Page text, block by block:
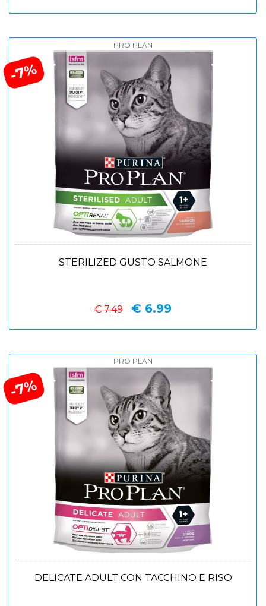
-7%
PRO PLAN
STERILIZED GUSTO SALMONE
€ 7.49 € 6.99
-7%
PRO PLAN
DELICATE ADULT CON TACCHINO E RISO